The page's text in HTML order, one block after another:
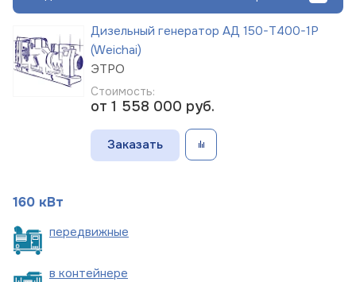
Дизельный генератор АД 150-Т400-1Р
(Weichai)
ЭТРО
Стоимость:
от 1 558 000 руб.
Заказать
160 кВт
передвижные
в контейнере